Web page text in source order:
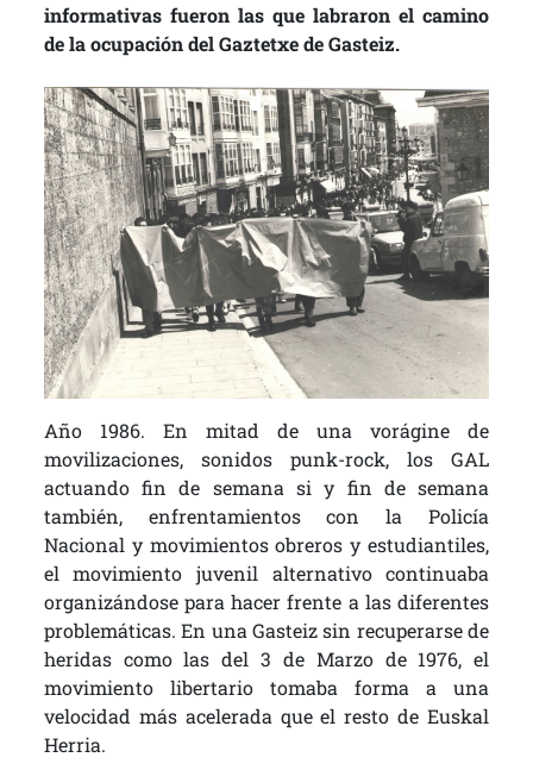
informativas fueron las que labraron el camino
de la ocupación del Gaztetxe de Gasteiz.
Año 1986. En mitad de una vorágine de
movilizaciones, sonidos punk-rock, los GAL
actuando fin de semana si y fin de semana
también, enfrentamientos con la Policía
Nacional y movimientos obreros y estudiantiles,
el movimiento juvenil alternativo continuaba
organizándose para hacer frente a las diferentes
problemáticas. En una Gasteiz sin recuperarse de
heridas como las del 3 de Marzo de 1976, el
movimiento libertario tomaba forma a una
velocidad más acelerada que el resto de Euskal
Herria.